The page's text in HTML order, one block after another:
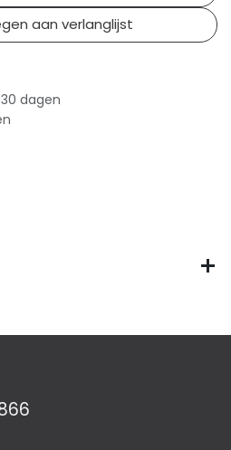
aan verlanglijst
dagen